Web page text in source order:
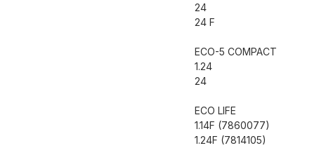
24
24 F
ECO-5 COMPACT
1.24
24
ECO LIFE
1.14F (7860077)
1.24F (7814105)